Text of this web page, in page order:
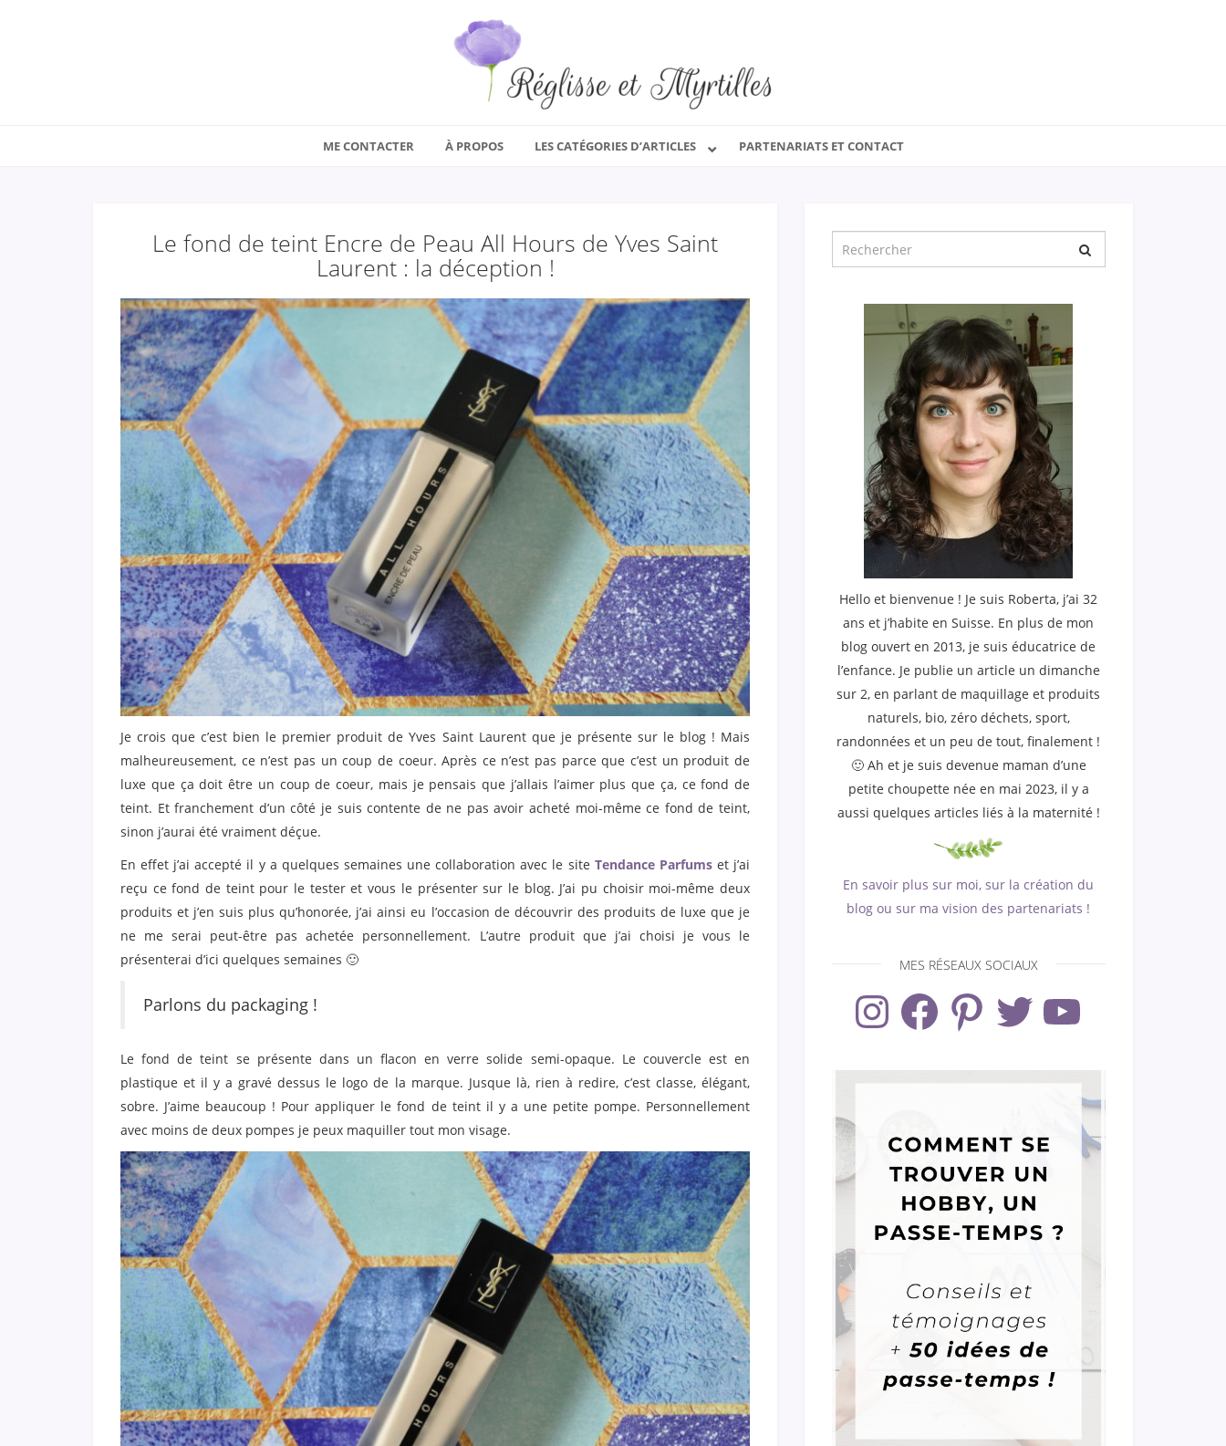
ME CONTACTER À PROPOS LES CATÉGORIES D’ARTICLES PARTENARIATS ET CONTACT
Le fond de teint Encre de Peau All Hours de Yves Saint
Laurent : la déception !
Je crois que c’est bien le premier produit de Yves Saint Laurent que je présente sur le blog ! Mais
malheureusement, ce n’est pas un coup de coeur. Après ce n’est pas parce que c’est un produit de
luxe que ça doit être un coup de coeur, mais je pensais que j’allais l’aimer plus que ça, ce fond de
teint. Et franchement d’un côté je suis contente de ne pas avoir acheté moi-même ce fond de teint,
sinon j’aurai été vraiment déçue.
En effet j’ai accepté il y a quelques semaines une collaboration avec le site Tendance Parfumset j’ai
reçu ce fond de teint pour le tester et vous le présenter sur le blog. J’ai pu choisir moi-même deux
produits et j’en suis plus qu’honorée, j’ai ainsi eu l’occasion de découvrir des produits de luxe que je
ne me serai peut-être pas achetée personnellement. L’autre produit que j’ai choisi je vous le
présenterai d’ici quelques semaines 🙂
Parlons du packaging !
Le fond de teint se présente dans un flacon en verre solide semi-opaque. Le couvercle est en
plastique et il y a gravé dessus le logo de la marque. Jusque là, rien à redire, c’est classe, élégant,
sobre. J’aime beaucoup ! Pour appliquer le fond de teint il y a une petite pompe. Personnellement
avec moins de deux pompes je peux maquiller tout mon visage.
pour
:
Hello et bienvenue ! Je suis Roberta, j’ai 32
ans et j’habite en Suisse. En plus de mon
blog ouvert en 2013, je suis éducatrice de
l’enfance. Je publie un article un dimanche
sur 2, en parlant de maquillage et produits
naturels, bio, zéro déchets, sport,
randonnées et un peu de tout, finalement !
🙂 Ah et je suis devenue maman d’une
petite choupette née en mai 2023, il y a
aussi quelques articles liés à la maternité !
En savoir plus sur moi, sur la création du
blog ou sur ma vision des partenariats !
MES RÉSEAUX SOCIAUX
InstagramFacebook PinterestTwitter YouTube